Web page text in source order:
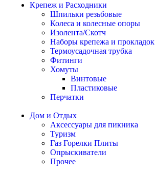
Крепеж и Расходники
Шпильки резьбовые
Колеса и колесные опоры
Изолента/Скотч
Наборы крепежа и прокладок
Термоусадочная трубка
Фитинги
Хомуты
Винтовые
Пластиковые
Перчатки
Дом и Отдых
Аксессуары для пикника
Туризм
Газ Горелки Плиты
Опрыскиватели
Прочее